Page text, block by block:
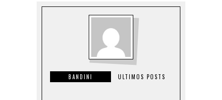
BANDINI ULTIMOS POSTS